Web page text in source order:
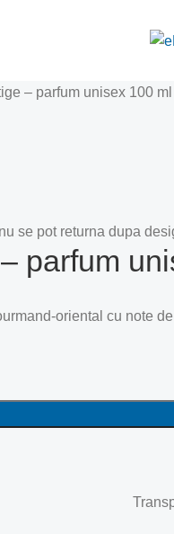
– parfum unisex 100 ml
se pot returna dupa
parfum
oriental cu note